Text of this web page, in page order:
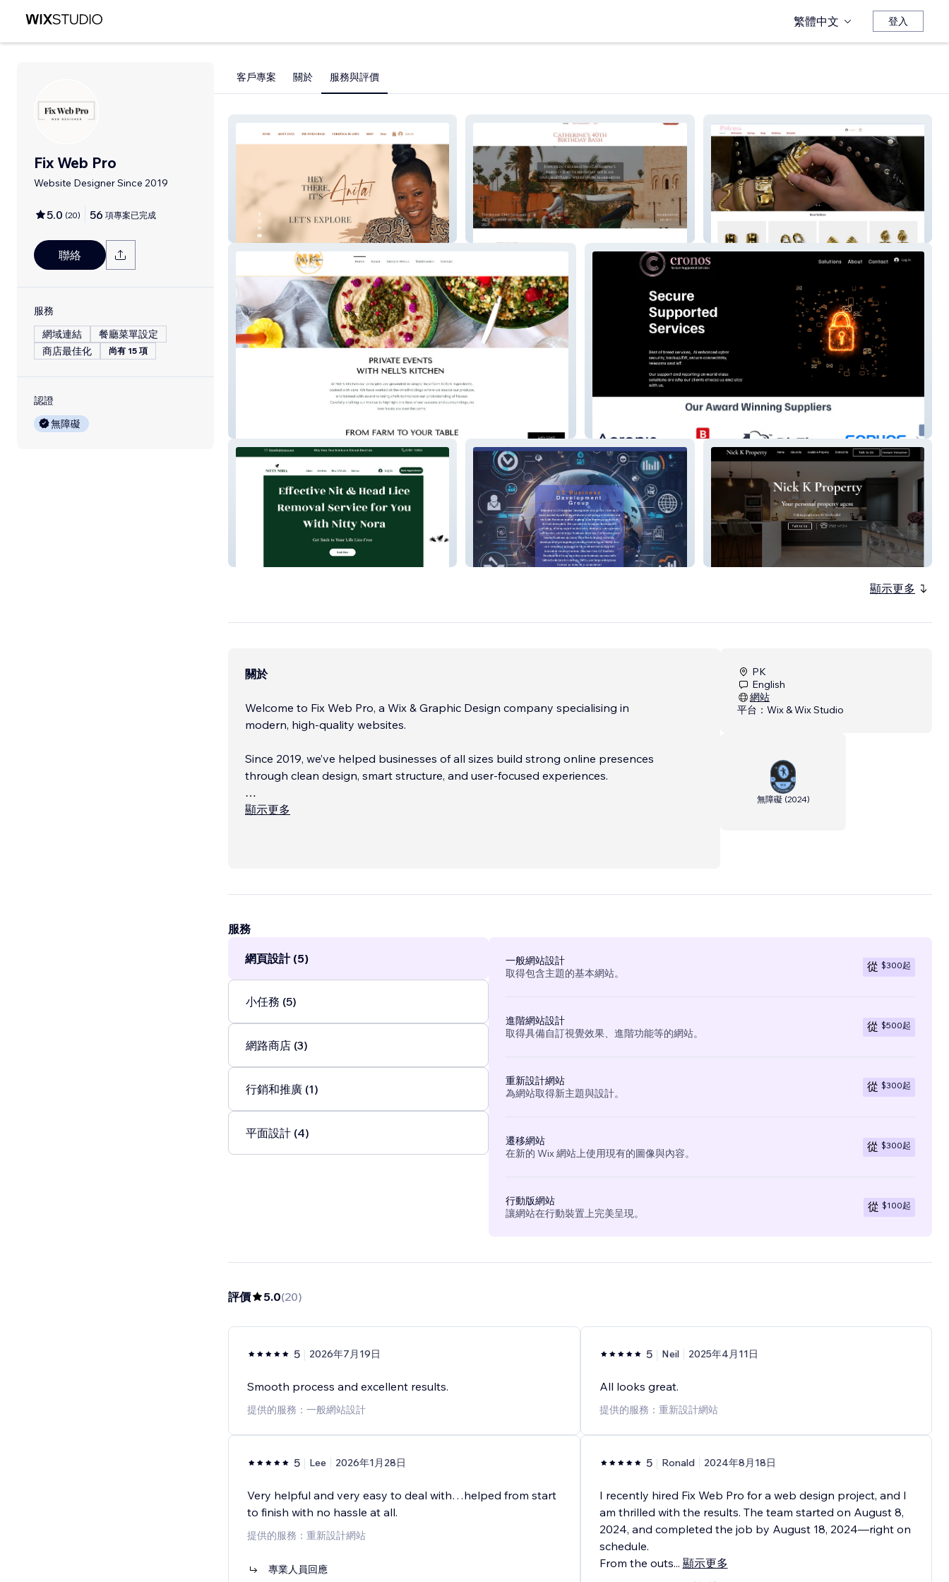
繁體中文 登入
Fix Web Pro
Website Designer Since 2019
5.0 (20) 56 項專案已完成
聯絡
服務
網域連結
餐廳菜單設定
商店最佳化
尚有 15 項
認證
無障礙
客戶專案 關於 服務與評價
Hey There It's Anita Catherine 1 Polema
Ez Business Developm nick k property
顯示更多
關於
Welcome to Fix Web Pro, a Wix & Graphic Design company specialising in
modern, high-quality websites.
Since 2019, we’ve helped businesses of all sizes build strong online presences
through clean design, smart structure, and user-focused experiences.
Whether you’re launching a new venture or improving an existing website, Fix
顯示更多
PK
English
網站
平台： Wix & Wix Studio
無障礙 (2024)
服務
網頁設計 (5)
小任務 (5)
網路商店 (3)
行銷和推廣 (1)
平面設計 (4)
一般網站設計
取得包含主題的基本網站。
從 $300起
進階網站設計
取得具備自訂視覺效果、進階功能等的網站。
從 $500起
重新設計網站
為網站取得新主題與設計。
從 $300起
遷移網站
在新的 Wix 網站上使用現有的圖像與內容。
從 $300起
行動版網站
讓網站在行動裝置上完美呈現。
從 $100起
評價 5.0(20)
5 2026年7月19日
Smooth process and excellent results.
提供的服務：一般網站設計
5 Lee 2026年1月28日
Very helpful and very easy to deal with…helped from start
to finish with no hassle at all.
提供的服務：重新設計網站
專業人員回應
5 Neil 2025年4月11日
All looks great.
提供的服務：重新設計網站
5 Ronald 2024年8月18日
I recently hired Fix Web Pro for a web design project, and I
am thrilled with the results. The team started on August 8,
2024, and completed the job by August 18, 2024—right on
schedule.
From the outs... 顯示更多